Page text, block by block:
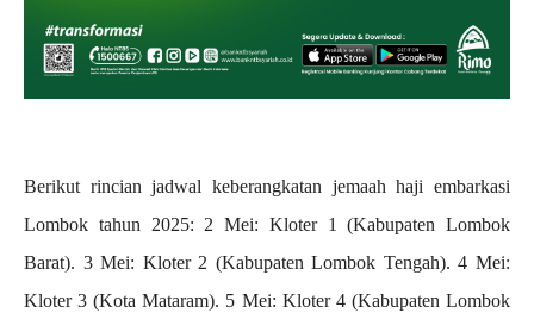
Berikut rincian jadwal keberangkatan jemaah haji embarkasi
Lombok tahun 2025: 2 Mei: Kloter 1 (Kabupaten Lombok
Barat). 3 Mei: Kloter 2 (Kabupaten Lombok Tengah). 4 Mei:
Kloter 3 (Kota Mataram). 5 Mei: Kloter 4 (Kabupaten Lombok